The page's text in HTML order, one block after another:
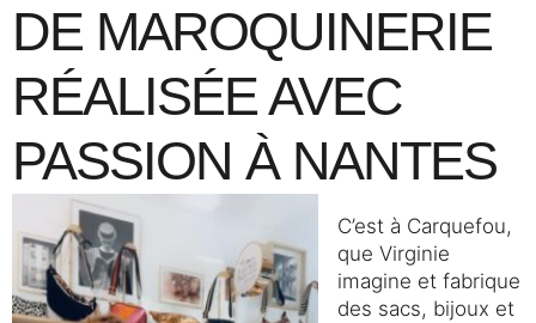
DE MAROQUINERIE
RÉALISÉE AVEC
PASSION À NANTES
C’est à Carquefou,
que Virginie
imagine et fabrique
des sacs, bijoux et